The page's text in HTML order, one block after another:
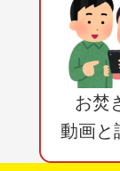
お焚
動画と